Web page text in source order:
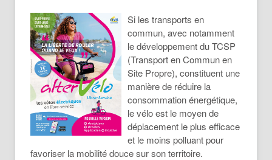
Si les transports en
commun, avec notamment
le développement du TCSP
(Transport en Commun en
Site Propre), constituent une
manière de réduire la
consommation énergétique,
le vélo est le moyen de
déplacement le plus efficace
et le moins polluant pour
favoriser la mobilité douce sur son territoire.